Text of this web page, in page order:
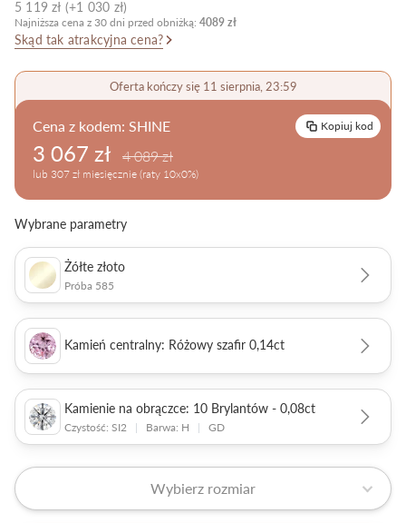
Pielęgnacja biżuterii
5 119 zł (+1 030 zł)
Najniższa cena z 30 dni przed obniżką: 4089 zł
Skąd tak atrakcyjna cena?
Oferta kończy się 11 sierpnia, 23:59
Cena z kodem: SHINE Kopiuj kod
3 067 zł 4 089 zł
lub 307 zł miesięcznie (raty 10x0%)
Wybrane parametry
Żółte złoto
Próba 585
Kamień centralny: Różowy szafir 0,14ct
Kamienie na obrączce: 10 Brylantów - 0,08ct
Czystość: SI2 | Barwa: H | GD
Wybierz rozmiar